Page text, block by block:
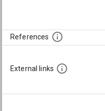
References
External links